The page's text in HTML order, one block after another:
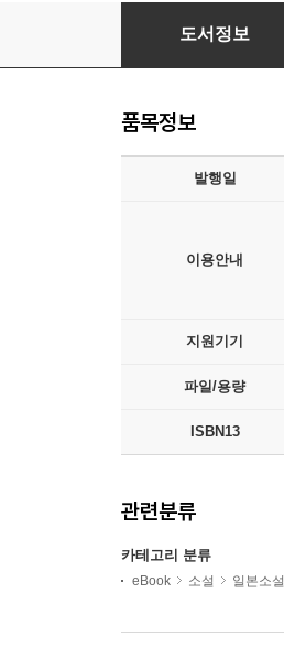
봄이 사라진 세계
도서정보
품목정보
발행일
이용안내
지원기기
파일/용량
ISBN13
관련분류
카테고리 분류
eBook 소설 일본소설